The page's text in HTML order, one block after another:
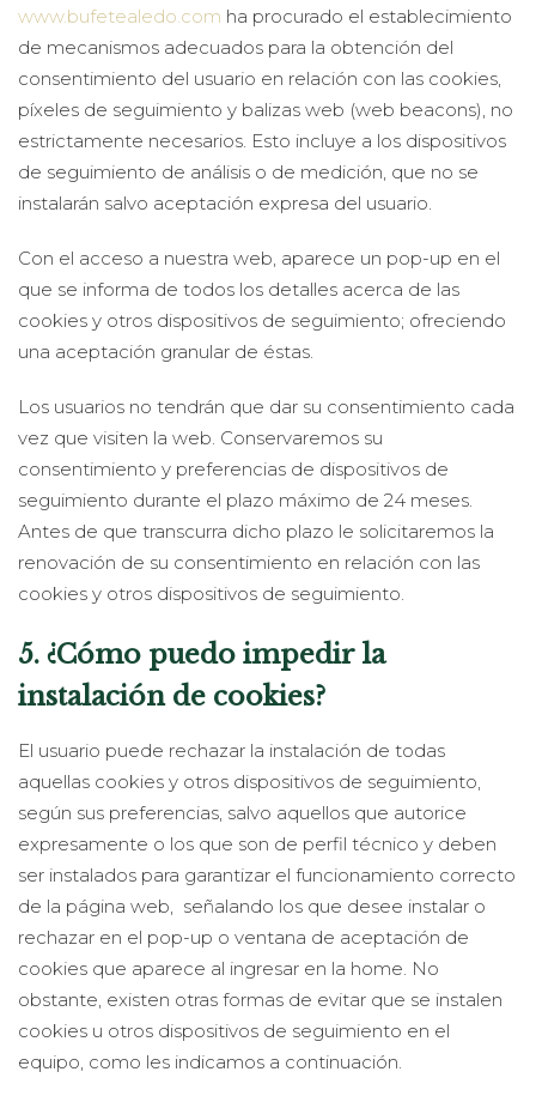
www.bufetealedo.com ha procurado el establecimiento
de mecanismos adecuados para la obtención del
consentimiento del usuario en relación con las cookies,
píxeles de seguimiento y balizas web (web beacons), no
estrictamente necesarios. Esto incluye a los dispositivos
de seguimiento de análisis o de medición, que no se
instalarán salvo aceptación expresa del usuario.
Con el acceso a nuestra web, aparece un pop-up en el
que se informa de todos los detalles acerca de las
cookies y otros dispositivos de seguimiento; ofreciendo
una aceptación granular de éstas.
Los usuarios no tendrán que dar su consentimiento cada
vez que visiten la web. Conservaremos su
consentimiento y preferencias de dispositivos de
seguimiento durante el plazo máximo de 24 meses.
Antes de que transcurra dicho plazo le solicitaremos la
renovación de su consentimiento en relación con las
cookies y otros dispositivos de seguimiento.
5. ¿Cómo puedo impedir la
instalación de cookies?
El usuario puede rechazar la instalación de todas
aquellas cookies y otros dispositivos de seguimiento,
según sus preferencias, salvo aquellos que autorice
expresamente o los que son de perfil técnico y deben
ser instalados para garantizar el funcionamiento correcto
de la página web, señalando los que desee instalar o
rechazar en el pop-up o ventana de aceptación de
cookies que aparece al ingresar en la home. No
obstante, existen otras formas de evitar que se instalen
cookies u otros dispositivos de seguimiento en el
equipo, como les indicamos a continuación.